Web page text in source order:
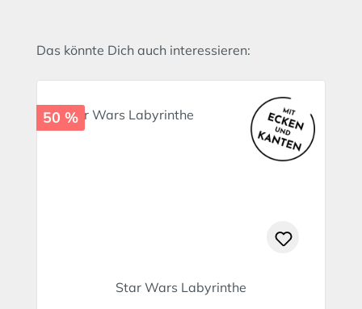
Produktgalerie überspringen
Das könnte Dich auch interessieren:
50 %
Star Wars Labyrinthe